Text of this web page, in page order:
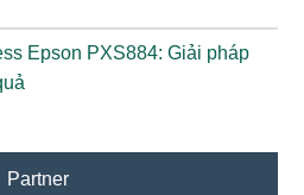
Epson PXS884: Giải pháp
Partner